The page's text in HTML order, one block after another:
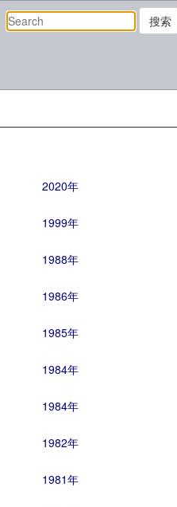
搜索
2020年
1999年
1988年
1986年
1985年
1984年
1984年
1982年
1981年